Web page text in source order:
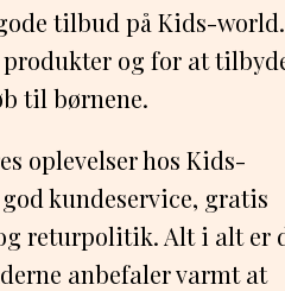
tilbud på Kids-
og for at
til børnene.
oplevelser hos Kids-
kundeservice, gratis
returpolitik. Alt i alt er
anbefaler varmt at